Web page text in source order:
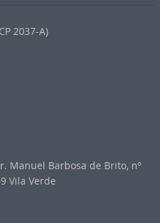
2037-A)
Manuel Barbosa de Brito, nº
Vila Verde